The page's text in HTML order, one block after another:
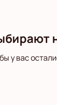
возрастных
места в
у вас